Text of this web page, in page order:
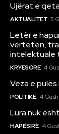
Ujërat e
AKTUALITET 5
Letër e
vërtetën,
intelektuale
KRYESORE 4
Veza e
POLITIKË 4
Lura nuk
HAPËSIRË 4